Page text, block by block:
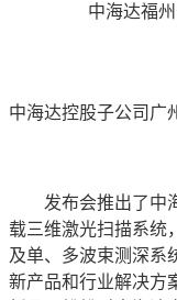
中海达福
中海达控股子公司广
发布会推出了中海
载三维激光扫描系统
及单、多波束测深系
新产品和行业解决方